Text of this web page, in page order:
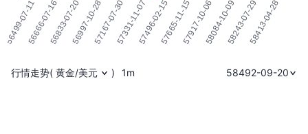
行情走势( 黄金/美元 ) 1m 58492-09-20